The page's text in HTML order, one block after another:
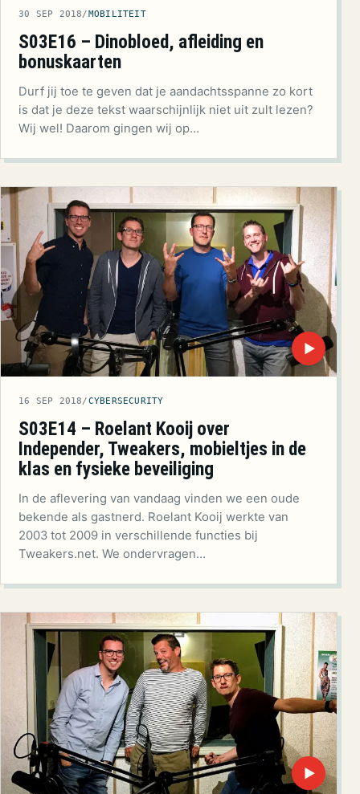
30 SEP 2018/ MOBILITEIT
S03E16 – Dinobloed, afleiding en
bonuskaarten
Durf jij toe te geven dat je aandachtsspanne zo kort
is dat je deze tekst waarschijnlijk niet uit zult lezen?
Wij wel! Daarom gingen wij op…
▶
16 SEP 2018/CYBERSECURITY
S03E14 – Roelant Kooij over
Independer, Tweakers, mobieltjes in de
klas en fysieke beveiliging
In de aflevering van vandaag vinden we een oude
bekende als gastnerd. Roelant Kooij werkte van
2003 tot 2009 in verschillende functies bij
Tweakers.net. We ondervragen…
▶